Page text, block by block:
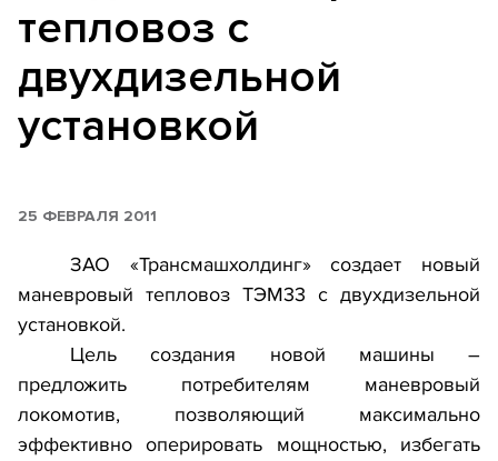
тепловоз с
двухдизельной
установкой
25 ФЕВРАЛЯ 2011
ЗАО «Трансмашхолдинг» создает новый
маневровый тепловоз ТЭМ33 с двухдизельной
установкой.
Цель создания новой машины –
предложить потребителям маневровый
локомотив, позволяющий максимально
эффективно оперировать мощностью, избегать